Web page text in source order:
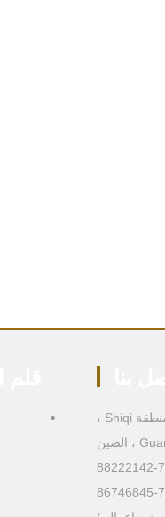
306 ، المبنى 4 ، رقم 9 Boai Third Road ، منطقة Shiqi ،